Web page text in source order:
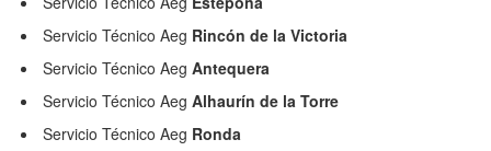
Servicio Técnico Aeg Rincón de la Victoria
Servicio Técnico Aeg Antequera
Servicio Técnico Aeg Alhaurín de la Torre
Servicio Técnico Aeg Ronda